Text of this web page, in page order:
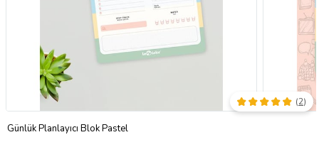
Günlük Planlayıcı Blok Pastel
(2)